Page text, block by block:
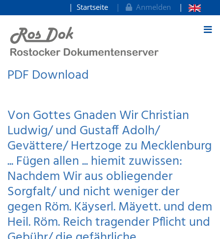
zum Inhalt
Startseite Anmelden
PDF Download
Von Gottes Gnaden Wir Christian
Ludwig/ und Gustaff Adolh/
Gevättere/ Hertzoge zu Mecklenburg
... Fügen allen ... hiemit zuwissen:
Nachdem Wir aus obliegender
Sorgfalt/ und nicht weniger der
gegen Röm. Käyserl. Mäyett. und dem
Heil. Röm. Reich tragender Pflicht und